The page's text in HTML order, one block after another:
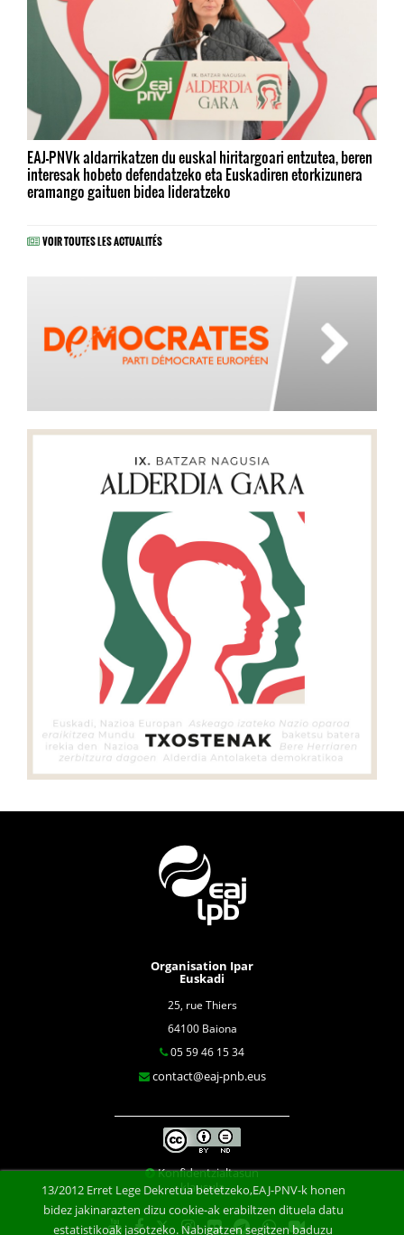
EAJ-PNVk aldarrikatzen du euskal hiritargoari entzutea, beren
interesak hobeto defendatzeko eta Euskadiren etorkizunera
eramango gaituen bidea lideratzeko
VOIR TOUTES LES ACTUALITÉS
Organisation Ipar
Euskadi
25, rue Thiers
64100 Baiona
05 59 46 15 34
contact@eaj-pnb.eus
Konfidentzialtasun
klausula
13/2012 Erret Lege Dekretua betetzeko,EAJ-PNV-k honen
bidez jakinarazten dizu cookie-ak erabiltzen dituela datu
estatistikoak jasotzeko. Nabigatzen segitzen baduzu